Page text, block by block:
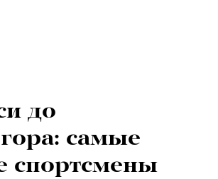
до
самые
спортсмены